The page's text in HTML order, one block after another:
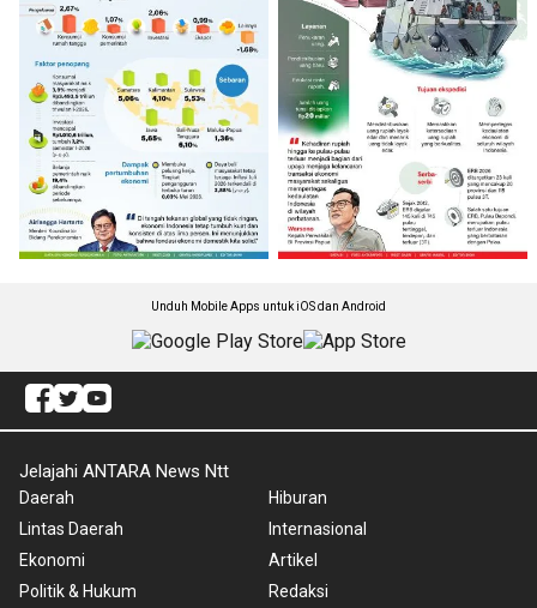
Unduh Mobile Apps untuk iOS dan Android
Jelajahi ANTARA News Ntt
Daerah
Lintas Daerah
Ekonomi
Politik & Hukum
Hiburan
Internasional
Artikel
Redaksi